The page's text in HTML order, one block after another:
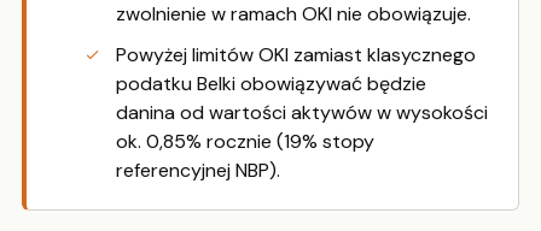
zwolnienie w ramach OKI nie obowiązuje.
Powyżej limitów OKI zamiast klasycznego
podatku Belki obowiązywać będzie
danina od wartości aktywów w wysokości
ok. 0,85% rocznie (19% stopy
referencyjnej NBP).